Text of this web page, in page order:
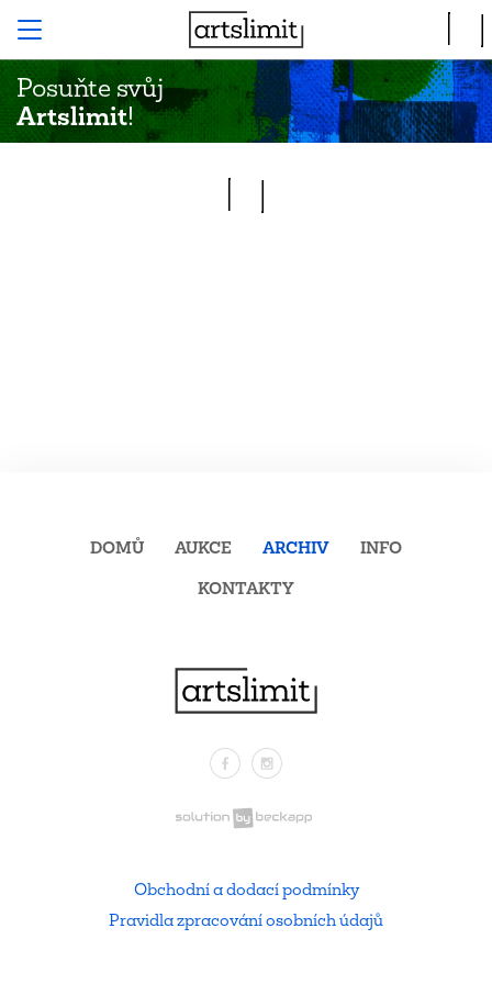
Posuňte svůj
Artslimit!
FacebookInstagram
DOMŮ AUKCE ARCHIV
INFO
KONTAKTY
Obchodní a dodací podmínky
Pravidla zpracování osobních údajů